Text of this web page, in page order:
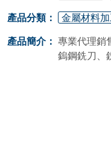
產品分類： 金屬材料加
產品簡介： 專業代理銷
鎢鋼銑刀、